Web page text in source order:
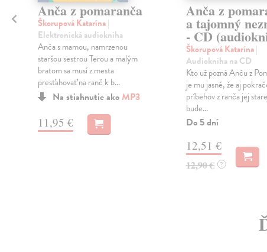
Anča z pomaranča
Škorupová Katarína|
Elektronická audiokniha
Anča s mamou, namrzenou
staršou sestrou Terou a malým
bratom sa musí z mesta
presťahovať na ranč k b...
Na stiahnutie ako MP3
11,95 €
Anča z
a tajomný
- CD
Škorupová Katarína|
Audiokniha na CD
Kto už pozná Anču z
je mu jasné, že aj
príbehov z ranča jej
bude...
Do 5 dní
12,51 €
12,90 € ?